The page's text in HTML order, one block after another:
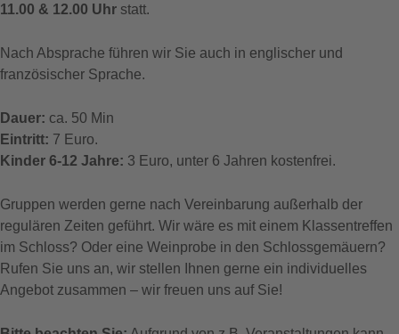
11.00 & 12.00 Uhr statt.
Nach Absprache führen wir Sie auch in englischer und
französischer Sprache.
Dauer: ca. 50 Min
Eintritt: 7 Euro.
Kinder 6-12 Jahre: 3 Euro, unter 6 Jahren kostenfrei.
Gruppen werden gerne nach Vereinbarung außerhalb der
regulären Zeiten geführt. Wir wäre es mit einem Klassentreffen
im Schloss? Oder eine Weinprobe in den Schlossgemäuern?
Rufen Sie uns an, wir stellen Ihnen gerne ein individuelles
Angebot zusammen – wir freuen uns auf Sie!